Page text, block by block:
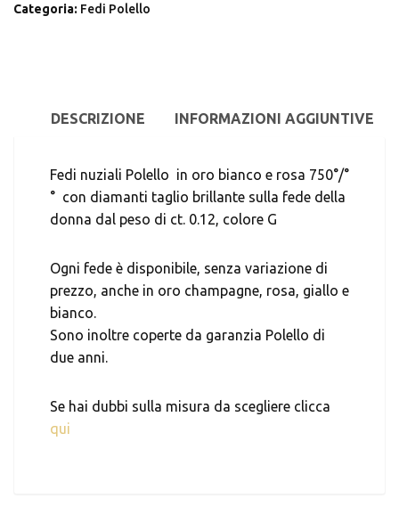
Categoria: Fedi Polello
DESCRIZIONE INFORMAZIONI AGGIUNTIVE
Fedi nuziali Polello in oro bianco e rosa 750°/°
° con diamanti taglio brillante sulla fede della
donna dal peso di ct. 0.12, colore G
Ogni fede è disponibile, senza variazione di
prezzo, anche in oro champagne, rosa, giallo e
bianco.
Sono inoltre coperte da garanzia Polello di
due anni.
Se hai dubbi sulla misura da scegliere clicca
qui